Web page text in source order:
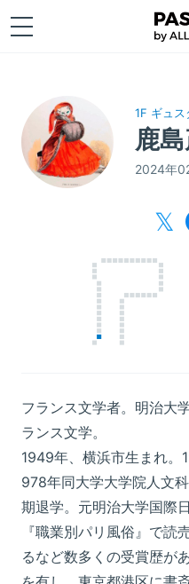
1F ギュス
鹿
2024年
フランス文学者。明治大
ランス文学。
1949年、横浜市生まれ。
978年同大学大学院人文
期退学。元明治大学国際
『職業別パリ風俗』で読
るなど数多くの受賞歴が